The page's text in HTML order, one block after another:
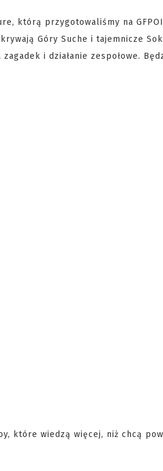
którą przygotowaliśmy na
Góry Suche i tajemnicze
i działanie zespołowe.
które wiedzą więcej, niż chcą